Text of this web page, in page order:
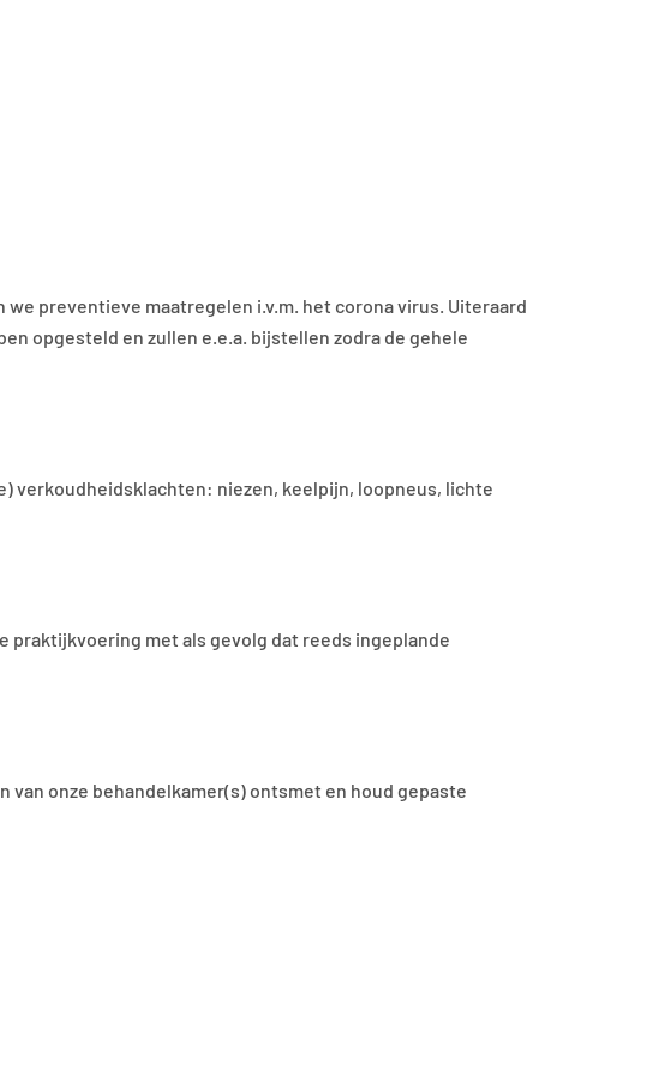
we preventieve maatregelen i.v.m. het corona virus. Uiteraard
opgesteld en zullen e.e.a. bijstellen zodra de gehele
verkoudheidsklachten: niezen, keelpijn, loopneus, lichte
praktijkvoering met als gevolg dat reeds ingeplande
van onze behandelkamer(s) ontsmet en houd gepaste